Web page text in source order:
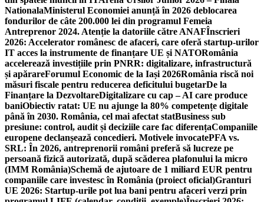
NationalaMinisterul Economiei anunță în 2026 deblocarea
fondurilor de câte 200.000 lei din programul Femeia
Antreprenor 2024. Atenție la datoriile către ANAFÎnscrieri
2026: Accelerator românesc de afaceri, care oferă startup-urilor
IT acces la instrumente de finanțare UE și NATORomânia
accelerează investițiile prin PNRR: digitalizare, infrastructură
și apărareForumul Economic de la Iași 2026România riscă noi
măsuri fiscale pentru reducerea deficitului bugetarDe la
Finanțare la DezvoltareDigitalizare cu cap – AI care produce
baniObiectiv ratat: UE nu ajunge la 80% competențe digitale
până în 2030. România, cel mai afectat statBusiness sub
presiune: control, audit și deciziile care fac diferențaCompaniile
europene declanșează concedieri. Motivele invocatePFA vs.
SRL: În 2026, antreprenorii români preferă să lucreze pe
persoană fizică autorizată, după scăderea plafonului la micro
(IMM România)Schemă de ajutoare de 1 miliard EUR pentru
companiile care investesc în România (proiect oficial)Granturi
UE 2026: Startup-urile pot lua bani pentru afaceri verzi prin